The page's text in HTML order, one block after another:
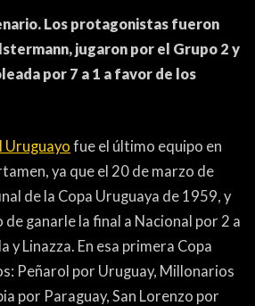
FUTSAL FEMENINO
OTROS DEPORTES
HANDBALL
FÚTBOL PLAYA
MÁS DE PYD
HISTORIA
Los protagonistas fueron
jugaron por el Grupo 2 y
por 7 a 1 a favor de los
Uruguayo fue el último equipo en
ya que el 20 de marzo de
de la Copa Uruguaya de 1959, y
de ganarle la final a Nacional por 2 a
y Linazza. En esa primera Copa
Peñarol por Uruguay, Millonarios
por Paraguay, San Lorenzo por